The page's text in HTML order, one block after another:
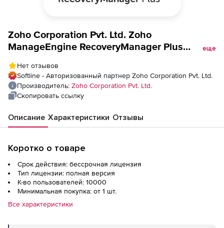
Zoho Corporation Pvt. Ltd. Zoho
ManageEngine RecoveryManager Plus
Single Installation), fee for Azure Backup for
10000 User Objects
еще
Нет отзывов
Softline - Авторизованный партнер Zoho Corporation Pvt. Ltd.
Производитель: Zoho Corporation Pvt. Ltd.
Скопировать ссылку
Описание Характеристики Отзывы
Коротко о товаре
Срок действия: бессрочная лицензия
Тип лицензии: полная версия
К-во пользователей: 10000
Минимальная покупка: от 1 шт.
Все характеристики